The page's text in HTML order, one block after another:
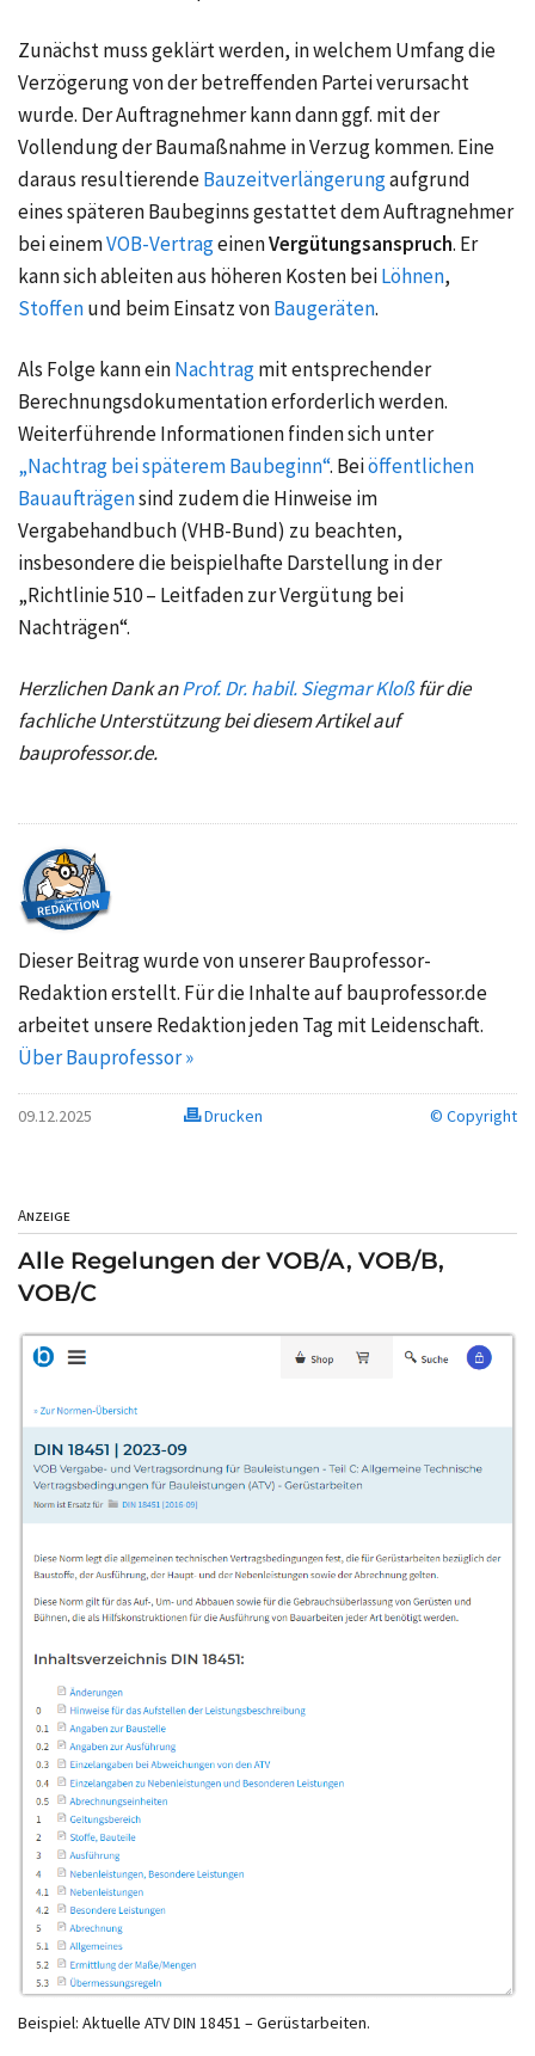
Zunächst muss geklärt werden, in welchem Umfang die
Verzögerung von der betreffenden Partei verursacht
wurde. Der Auftragnehmer kann dann ggf. mit der
Vollendung der Baumaßnahme in Verzug kommen. Eine
daraus resultierendeBauzeitverlängerungaufgrund
eines späteren Baubeginns gestattet dem Auftragnehmer
bei einemVOB-VertrageinenVergütungsanspruch. Er
kann sich ableiten aus höheren Kosten beiLöhnen,
Stoffenund beim Einsatz vonBaugeräten.
Als Folge kann einNachtragmit entsprechender
Berechnungsdokumentation erforderlich werden.
Weiterführende Informationen finden sich unter
„Nachtrag bei späterem Baubeginn“. Beiöffentlichen
Bauaufträgensind zudem die Hinweise im
Vergabehandbuch (VHB-Bund) zu beachten,
insbesondere die beispielhafte Darstellung in der
„Richtlinie 510 – Leitfaden zur Vergütung bei
Nachträgen“.
Herzlichen Dank anProf. Dr. habil. Siegmar Kloßfür die
fachliche Unterstützung bei diesem Artikel auf
bauprofessor.de.
Dieser Beitrag wurde von unserer Bauprofessor-
Redaktion erstellt. Für die Inhalte auf bauprofessor.de
arbeitet unsere Redaktion jeden Tag mit Leidenschaft.
Über Bauprofessor »
09.12.2025 Drucken © Copyright
Anzeige
Alle Regelungen der VOB/A, VOB/B,
VOB/C
Beispiel: Aktuelle ATV DIN 18451 – Gerüstarbeiten.